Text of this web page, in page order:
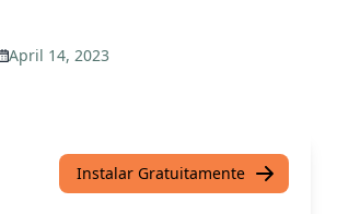
April 14, 2023
Instalar Gratuitamente